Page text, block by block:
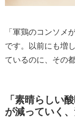
「軍鶏のコンソメ
です。以前にも増
ているのに、その
「素晴らしい
が減っていく